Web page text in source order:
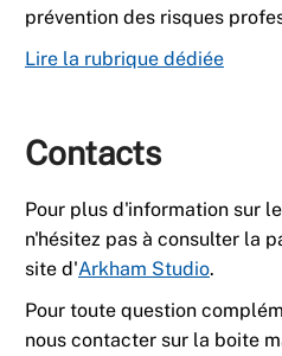
prévention des risques
Lire la rubrique dédiée
Contacts
Pour plus d'information sur
n'hésitez pas à consulter la
site d'Arkham Studio.
Pour toute question
nous contacter sur la boite